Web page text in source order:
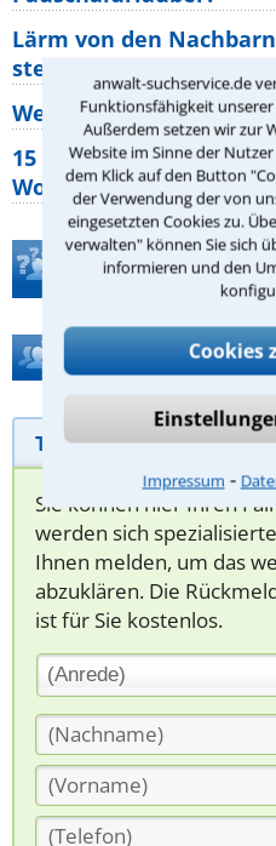
anwalt-suchservice.de
Funktionsfähigkeit
Außerdem setzen wir zur
Website im Sinne der
dem Klick auf den Button
der Verwendung der von
eingesetzten Cookies zu.
verwalten" können Sie sich
informieren und den
Cookies
Impressum ⁃
Lärm von den
stehen mir zu?
Wer muss
15 elementare Rechte,
Wohnungseigentümer
Teste Dein
Hilfe bei Ihrer
Telefonhilfe
Sie können hier Ihren
werden sich
Ihnen melden, um das
abzuklären. Die
ist für Sie kostenlos.
(Anrede)